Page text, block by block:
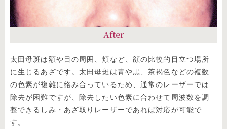
After
太田母斑は額や目の周囲、頬など、顔の比較的目立つ場所
に生じるあざです。太田母斑は青や黒、茶褐色などの複数
の色素が複雑に絡み合っているため、通常のレーザーでは
除去が困難ですが、除去したい色素に合わせて周波数を調
整できるしみ・あざ取りレーザーであれば対応が可能で
す。